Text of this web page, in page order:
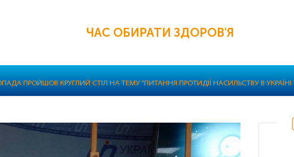
ЧАС ОБИРАТИ ЗДОРОВ'Я
ПРОЙШОВ КРУГЛИЙ СТІЛ НА ТЕМУ "ПИТАННЯ ПРОТИДІЇ НАСИЛЬСТВУ В УКРАЇНІ У